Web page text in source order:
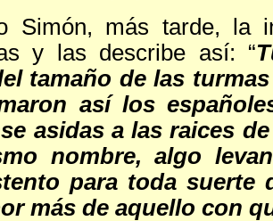
Simón, más tarde, la
y las describe así: “
tamaño de las
así los
asidas a las raices
nombre, algo
para toda suerte
más de aquello con